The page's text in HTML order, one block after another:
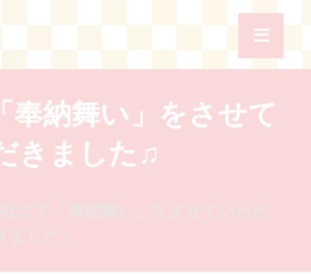
奉納舞い」をさせて
きました♫